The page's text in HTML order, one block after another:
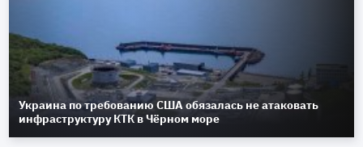
Украина по требованию США обязалась не атаковать
инфраструктуру КТК в Чёрном море